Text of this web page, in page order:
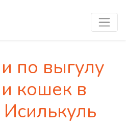
по выгулу
кошек в